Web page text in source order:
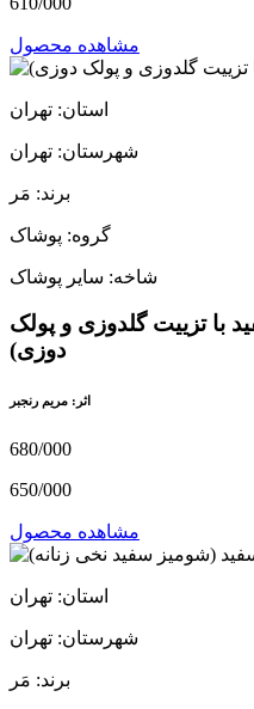
مشاهده محصول
استان: تهران
شهرستان: تهران
برند: مَر
گروه: پوشاک
شاخه: سایر پوشاک
با تزییت گلدوزی و پولک
دوزی)
اثر: مریم رنجبر
680/000
650/000
مشاهده محصول
استان: تهران
شهرستان: تهران
برند: مَر